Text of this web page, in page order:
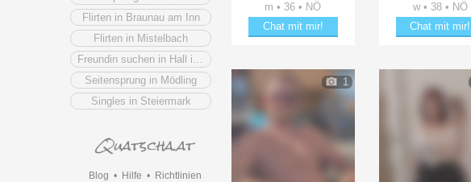
Flirten in Braunau am Inn
Flirten in Mistelbach
Seitensprung in Mödling
Singles in Steiermark
Blog • Hilfe • Richtlinien
m • 36 • NÖ
Chat mit mir!
w • 38 • NÖ
Chat mit mir!
1